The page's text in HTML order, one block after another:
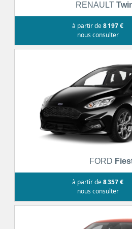
RENAULT
à partir de8 197 €
nous consulter
FORD
à partir de8 357 €
nous consulter